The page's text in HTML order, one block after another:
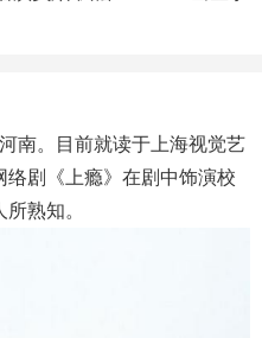
南。目前就读于上海视觉艺
络剧《上瘾》在剧中饰演校
熟知。